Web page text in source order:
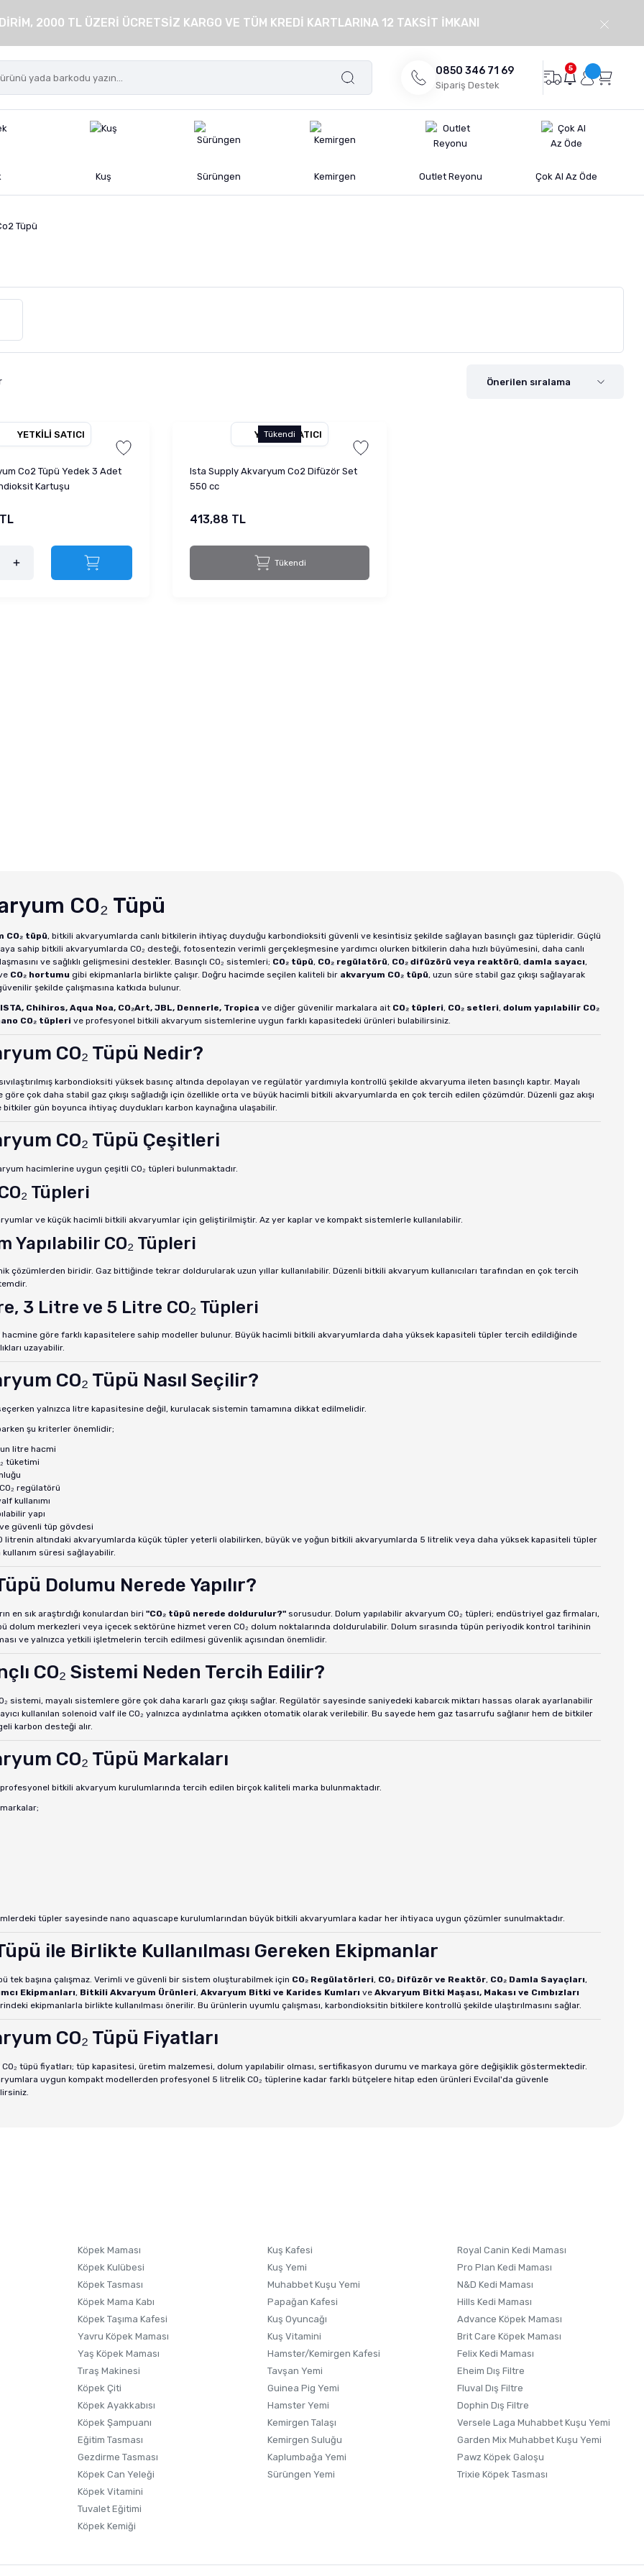
2000 TL ÜZERİ ÜCRETSİZ KARGO VE TÜM KREDİ KARTLARINA 12 TAKSİT İMKANI
0850 346 71 69
Sipariş Destek
5
Kuş Sürüngen Kemirgen Outlet Reyonu Çok Al Az Öde
Tüpü
YETKILI SATICI
Co2 Tüpü Yedek 3 Adet
Kartuşu
Tükendi
YETKILI SATICI
Ista Supply Akvaryum Co2 Difüzör Set
550 cc
413,88 TL
Tükendi
CO₂ Tüpü
CO₂ tüpü, bitkili akvaryumlarda canlı bitkilerin ihtiyaç duyduğu karbondioksiti güvenli ve kesintisiz şekilde sağlayan basınçlı gaz tüpleridir. Güçlü
sahip bitkili akvaryumlarda CO₂ desteği, fotosentezin verimli gerçekleşmesine yardımcı olurken bitkilerin daha hızlı büyümesini, daha canlı
ve sağlıklı gelişmesini destekler. Basınçlı CO₂ sistemleri; CO₂ tüpü, CO₂ regülatörü, CO₂ difüzörü veya reaktörü, damla sayacı,
CO₂ hortumu gibi ekipmanlarla birlikte çalışır. Doğru hacimde seçilen kaliteli bir akvaryum CO₂ tüpü, uzun süre stabil gaz çıkışı sağlayarak
şekilde çalışmasına katkıda bulunur.
ISTA, Chihiros, Aqua Noa, CO₂Art, JBL, Dennerle, Tropica ve diğer güvenilir markalara ait CO₂ tüpleri, CO₂ setleri, dolum yapılabilir CO₂
CO₂ tüpleri ve profesyonel bitkili akvaryum sistemlerine uygun farklı kapasitedeki ürünleri bulabilirsiniz.
CO₂ Tüpü Nedir?
karbondioksiti yüksek basınç altında depolayan ve regülatör yardımıyla kontrollü şekilde akvaryuma ileten basınçlı kaptır. Mayalı
çok daha stabil gaz çıkışı sağladığı için özellikle orta ve büyük hacimli bitkili akvaryumlarda en çok tercih edilen çözümdür. Düzenli gaz akışı
gün boyunca ihtiyaç duydukları karbon kaynağına ulaşabilir.
CO₂ Tüpü Çeşitleri
hacimlerine uygun çeşitli CO₂ tüpleri bulunmaktadır.
Tüpleri
ve küçük hacimli bitkili akvaryumlar için geliştirilmiştir. Az yer kaplar ve kompakt sistemlerle kullanılabilir.
Yapılabilir CO₂ Tüpleri
çözümlerden biridir. Gaz bittiğinde tekrar doldurularak uzun yıllar kullanılabilir. Düzenli bitkili akvaryum kullanıcıları tarafından en çok tercih
3 Litre ve 5 Litre CO₂ Tüpleri
göre farklı kapasitelere sahip modeller bulunur. Büyük hacimli bitkili akvaryumlarda daha yüksek kapasiteli tüpler tercih edildiğinde
uzayabilir.
CO₂ Tüpü Nasıl Seçilir?
yalnızca litre kapasitesine değil, kurulacak sistemin tamamına dikkat edilmelidir.
şu kriterler önemlidir;
litre hacmi
tüketimi
regülatörü
kullanımı
yapı
güvenli tüp gövdesi
litrenin altındaki akvaryumlarda küçük tüpler yeterli olabilirken, büyük ve yoğun bitkili akvaryumlarda 5 litrelik veya daha yüksek kapasiteli tüpler
kullanım süresi sağlayabilir.
Dolumu Nerede Yapılır?
en sık araştırdığı konulardan biri "CO₂ tüpü nerede doldurulur?" sorusudur. Dolum yapılabilir akvaryum CO₂ tüpleri; endüstriyel gaz firmaları,
dolum merkezleri veya içecek sektörüne hizmet veren CO₂ dolum noktalarında doldurulabilir. Dolum sırasında tüpün periyodik kontrol tarihinin
ve yalnızca yetkili işletmelerin tercih edilmesi güvenlik açısından önemlidir.
CO₂ Sistemi Neden Tercih Edilir?
sistemi, mayalı sistemlere göre çok daha kararlı gaz çıkışı sağlar. Regülatör sayesinde saniyedeki kabarcık miktarı hassas olarak ayarlanabilir
kullanılan solenoid valf ile CO₂ yalnızca aydınlatma açıkken otomatik olarak verilebilir. Bu sayede hem gaz tasarrufu sağlanır hem de bitkiler
karbon desteği alır.
CO₂ Tüpü Markaları
bitkili akvaryum kurulumlarında tercih edilen birçok kaliteli marka bulunmaktadır.
markalar;
tüpler sayesinde nano aquascape kurulumlarından büyük bitkili akvaryumlara kadar her ihtiyaca uygun çözümler sunulmaktadır.
ile Birlikte Kullanılması Gereken Ekipmanlar
tek başına çalışmaz. Verimli ve güvenli bir sistem oluşturabilmek için CO₂ Regülatörleri, CO₂ Difüzör ve Reaktör, CO₂ Damla Sayaçları,
Ekipmanları, Bitkili Akvaryum Ürünleri, Akvaryum Bitki ve Karides Kumları ve Akvaryum Bitki Maşası, Makası ve Cımbızları
ekipmanlarla birlikte kullanılması önerilir. Bu ürünlerin uyumlu çalışması, karbondioksitin bitkilere kontrollü şekilde ulaştırılmasını sağlar.
CO₂ Tüpü Fiyatları
tüpü fiyatları; tüp kapasitesi, üretim malzemesi, dolum yapılabilir olması, sertifikasyon durumu ve markaya göre değişiklik göstermektedir.
uygun kompakt modellerden profesyonel 5 litrelik CO₂ tüplerine kadar farklı bütçelere hitap eden ürünleri Evcilal'da güvenle
Köpek Maması
Köpek Kulübesi
Köpek Tasması
Köpek Mama Kabı
Köpek Taşıma Kafesi
Yavru Köpek Maması
Yaş Köpek Maması
Tıraş Makinesi
Köpek Çiti
Köpek Ayakkabısı
Köpek Şampuanı
Eğitim Tasması
Gezdirme Tasması
Köpek Can Yeleği
Köpek Vitamini
Tuvalet Eğitimi
Köpek Kemiği
Kuş Kafesi
Kuş Yemi
Muhabbet Kuşu Yemi
Papağan Kafesi
Kuş Oyuncağı
Kuş Vitamini
Hamster/Kemirgen Kafesi
Tavşan Yemi
Guinea Pig Yemi
Hamster Yemi
Kemirgen Talaşı
Kemirgen Suluğu
Kaplumbağa Yemi
Sürüngen Yemi
Royal Canin Kedi Maması
Pro Plan Kedi Maması
N&D Kedi Maması
Hills Kedi Maması
Advance Köpek Maması
Brit Care Köpek Maması
Felix Kedi Maması
Eheim Dış Filtre
Fluval Dış Filtre
Dophin Dış Filtre
Versele Laga Muhabbet Kuşu Yemi
Garden Mix Muhabbet Kuşu Yemi
Pawz Köpek Galoşu
Trixie Köpek Tasması